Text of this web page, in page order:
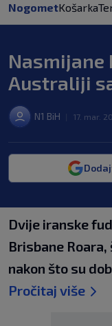
NogometKošarka
Nasmijane
Australiji
N1 BiH 17. mar.
Dvije iranske
Brisbane
nakon što su
Pročitaj više